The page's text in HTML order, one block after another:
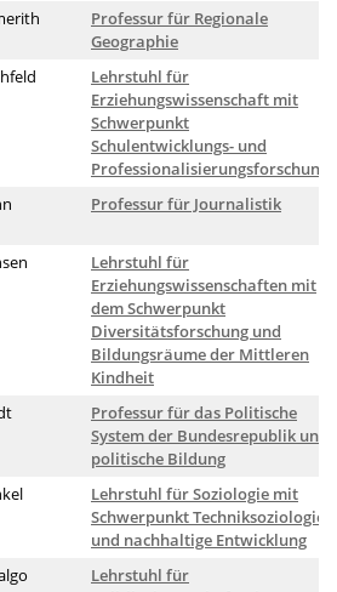
Professur für Regionale
Geographie
Lehrstuhl für
Erziehungswissenschaft mit
Schwerpunkt
Schulentwicklungs- und
Professionalisierungsforschung
Professur für Journalistik
Lehrstuhl für
Erziehungswissenschaften mit
dem Schwerpunkt
Diversitätsforschung und
Bildungsräume der Mittleren
Kindheit
Professur für das Politische
System der Bundesrepublik und
politische Bildung
Lehrstuhl für Soziologie mit
Schwerpunkt Techniksoziologie
und nachhaltige Entwicklung
Lehrstuhl für